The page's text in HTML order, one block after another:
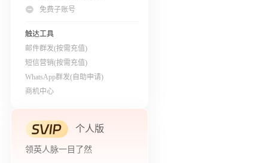
免费子账号
触达工具
邮件群发(按需充值)
短信营销(按需充值)
WhatsApp群发(自助申请)
商机中心
个人版
领英人脉一目了然